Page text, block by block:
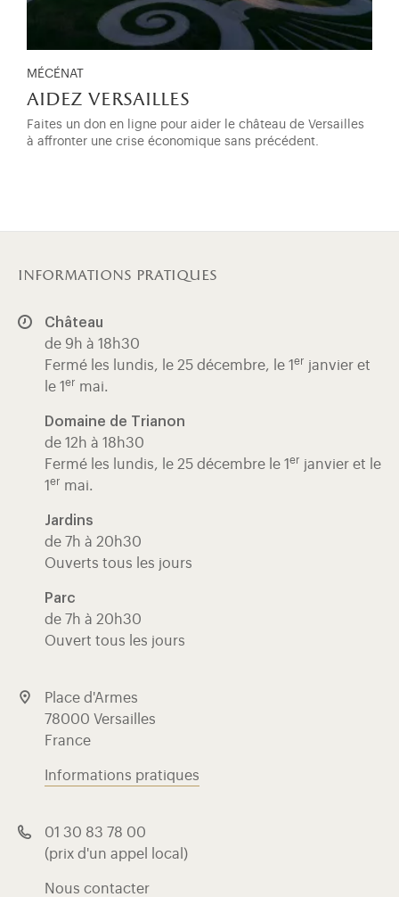
MÉCÉNAT
aidez versailles
Faites un don en ligne pour aider le château de Versailles
à affronter une crise économique sans précédent.
informations pratiques
Château
de 9h à 18h30
Fermé les lundis, le 25 décembre, le 1 er janvier et
le 1 er mai.
Domaine de Trianon
de 12h à 18h30
Fermé les lundis, le 25 décembre le 1 er janvier et le
1 er mai.
Jardins
de 7h à 20h30
Ouverts tous les jours
Parc
de 7h à 20h30
Ouvert tous les jours
Place d'Armes
78000 Versailles
France
Informations pratiques
01 30 83 78 00
(prix d'un appel local)
Nous contacter